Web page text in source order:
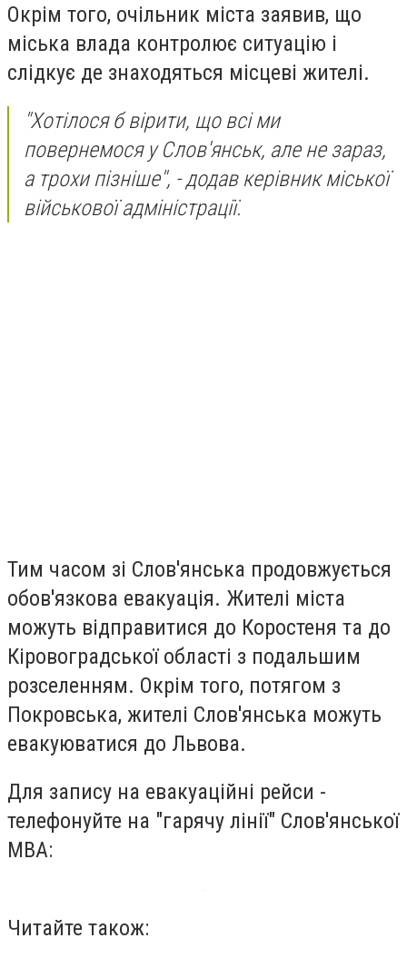
Окрім того, очільник міста заявив, що
міська влада контролює ситуацію і
слідкує де знаходяться місцеві жителі.
"Хотілося б вірити, що всі ми
повернемося у Слов'янськ, але не зараз,
а трохи пізніше", - додав керівник міської
військової адміністрації.
Тим часом зі Слов'янська продовжується
обов'язкова евакуація. Жителі міста
можуть відправитися до Коростеня та до
Кіровоградської області з подальшим
розселенням. Окрім того, потягом з
Покровська, жителі Слов'янська можуть
евакуюватися до Львова.
Для запису на евакуаційні рейси -
телефонуйте на "гарячу лінії" Слов'янської
МВА:
Читайте також: